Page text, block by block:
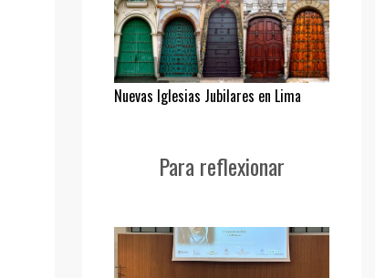
Nuevas Iglesias Jubilares en Lima
Para reflexionar